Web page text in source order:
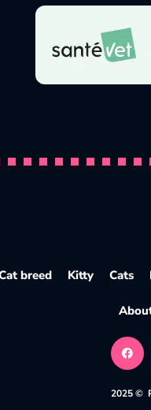
?
à explorer en 2025
breed Kitty Cats
2025 ©